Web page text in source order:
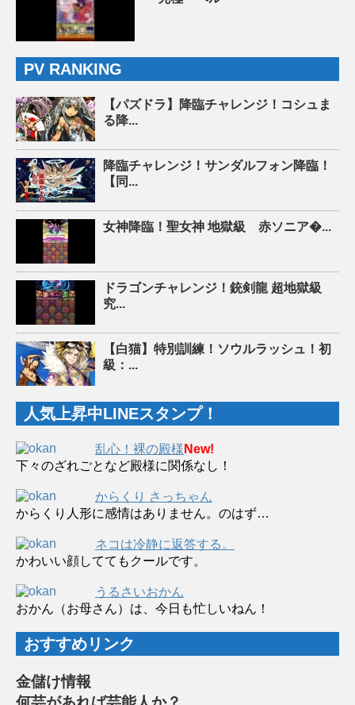
PV RANKING
【パズドラ】降臨チャレンジ！コシュま
る降...
降臨チャレンジ！サンダルフォン降臨！
【同...
女神降臨！聖女神 地獄級 赤ソニア�...
ドラゴンチャレンジ！銃剣龍 超地獄級
究...
【白猫】特別訓練！ソウルラッシュ！初
級：...
人気上昇中LINEスタンプ！
乱心！裸の殿様 New!
下々のざれごとなど殿様に関係なし！
からくり さっちゃん
からくり人形に感情はありません。のはず…
ネコは冷静に返答する。
かわいい顔しててもクールです。
うるさいおかん
おかん（お母さん）は、今日も忙しいねん！
おすすめリンク
金儲け情報